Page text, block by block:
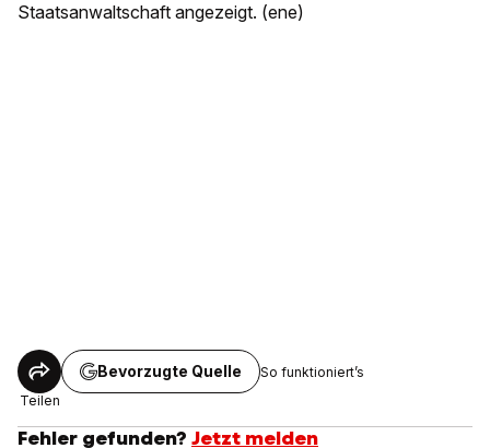
Staatsanwaltschaft angezeigt. (ene)
Teilen
Bevorzugte Quelle So funktioniert’s
Fehler gefunden? Jetzt melden